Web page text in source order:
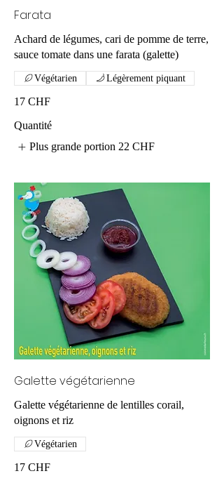
Farata
Achard de légumes, cari de pomme de terre,
sauce tomate dans une farata (galette)
17 CHF
Végétarien Légèrement piquant
Quantité
Plus grande portion 22 CHF
Galette végétarienne
Galette végétarienne de lentilles corail,
oignons et riz
17 CHF
Végétarien